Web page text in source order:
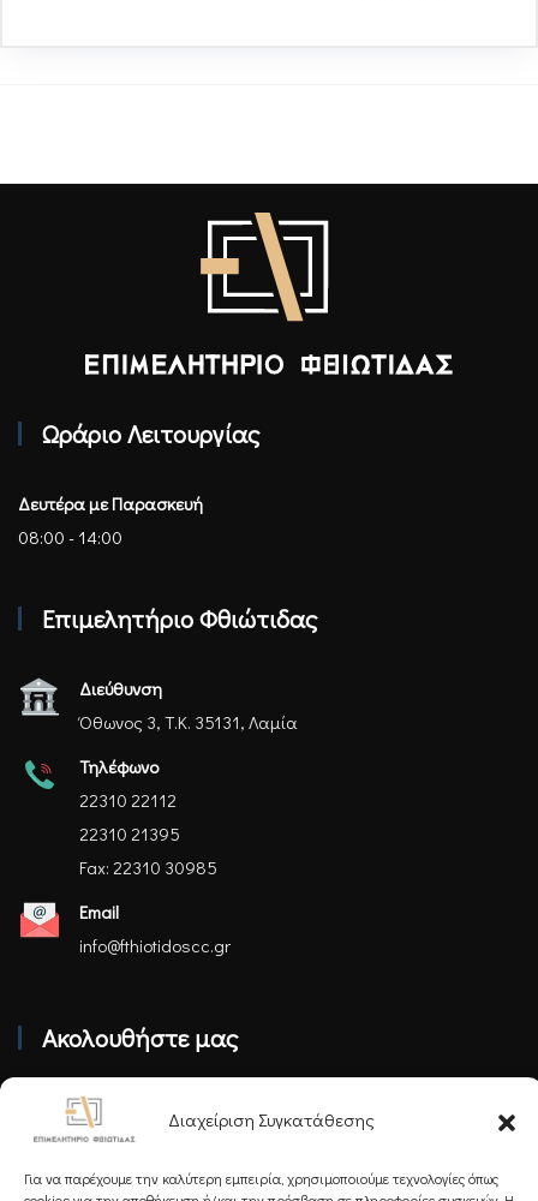
Διαχείριση Συγκατάθεσης
Για να παρέχουμε την καλύτερη εμπειρία, χρησιμοποιούμε τεχνολογίες όπως
Ωράριο Λειτουργίας
Δευτέρα με Παρασκευή
08:00 - 14:00
Επιμελητήριο Φθιώτιδας
Διεύθυνση
Όθωνος 3, Τ.Κ. 35131, Λαμία
Τηλέφωνο
22310 22112
22310 21395
Fax: 22310 30985
Email
info@fthiotidoscc.gr
Ακολουθήστε μας